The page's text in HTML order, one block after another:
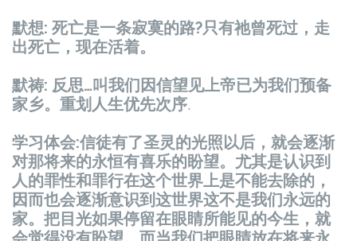
默想: 死亡是一条寂寞的路?只有祂曾死过，走
出死亡，现在活着。
默祷: 反思…叫我们因信望见上帝已为我们预备
家乡。重划人生优先次序.
学习体会:信徒有了圣灵的光照以后，就会逐渐
对那将来的永恒有喜乐的盼望。尤其是认识到
人的罪性和罪行在这个世界上是不能去除的，
因而也会逐渐意识到这世界这不是我们永远的
家。把目光如果停留在眼睛所能见的今生，就